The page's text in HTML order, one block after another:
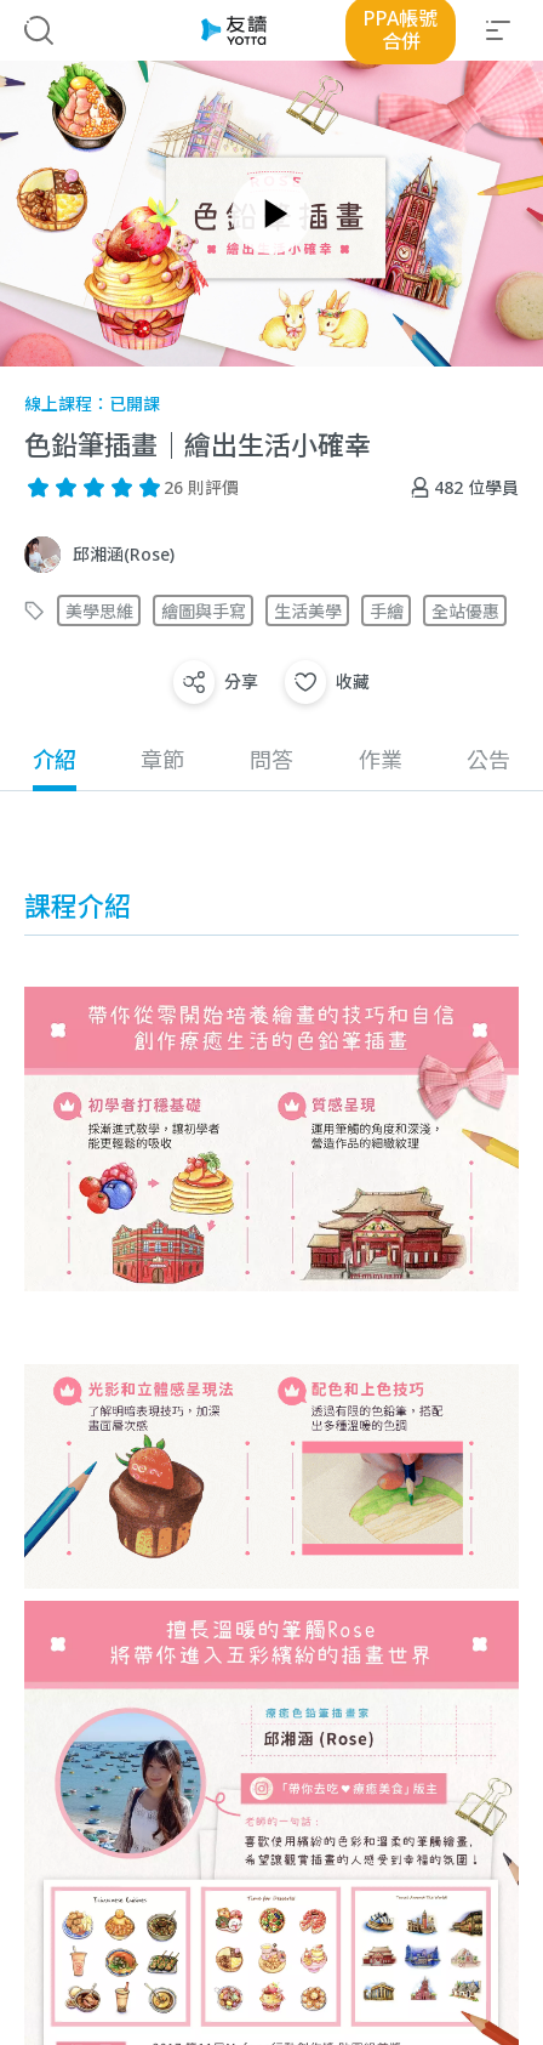
PPA帳號
合併
線上課程： 已開課
色鉛筆插畫｜繪出生活小確幸
482 位學員
26 則評價
邱湘涵(Rose)
美學思維 繪圖與手寫 生活美學 手繪 全站優惠
分享 收藏
介紹 章節 問答 作業 公告
課程介紹